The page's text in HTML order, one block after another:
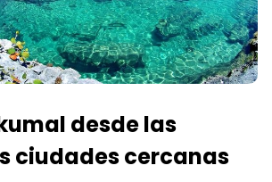
desde las
ciudades cercanas